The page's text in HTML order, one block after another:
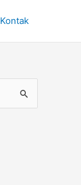
Kontak